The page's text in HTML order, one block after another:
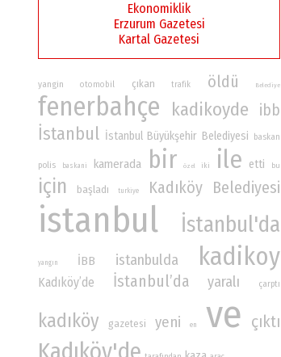
Ekonomiklik
Erzurum Gazetesi
Kartal Gazetesi
yangin otomobil çıkan trafik öldü Belediye
fenerbahçe kadikoyde ibb
İstanbul İstanbul Büyükşehir Belediyesi baskan
polis baskani kamerada bir özel iki ile etti bu
için başladı turkiye Kadıköy Belediyesi
istanbul İstanbul'da
yangın İBB istanbulda kadikoy
Kadıköy’de İstanbul’da yaralı çarptı
kadıköy gazetesi yeni en ve çıktı